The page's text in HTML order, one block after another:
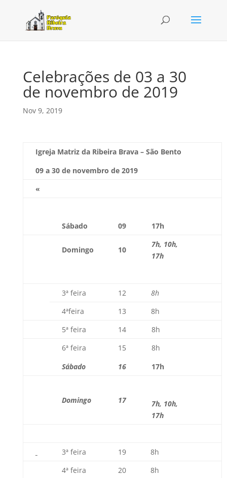
Celebrações de 03 a 30
de novembro de 2019
Nov 9, 2019
Igreja Matriz da Ribeira Brava – São Bento
09 a 30 de novembro de 2019
«
Sábado 09 17h
Domingo 10
7h, 10h,
17h
3ª feira 12
8h
4ªfeira
13
8h
5ª feira
14
8h
6ª feira
Sábado
15
16
8h
17h
Domingo 17
7h, 10h,
17h
3ª feira 19
8h
4ª feira
20 8h